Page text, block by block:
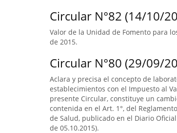
Circular N°82 (14/10/
Valor de la Unidad de Fomento para
de 2015.
Circular N°80 (29/09/
Aclara y precisa el concepto de
establecimientos con el Impuesto al
presente Circular, constituye un
contenida en el Art. 1°, del
de Salud, publicado en el Diario
de 05.10.2015).